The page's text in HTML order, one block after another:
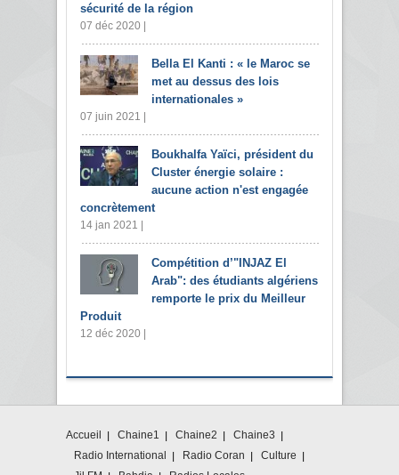
sécurité de la région
07 déc 2020 |
Bella El Kanti : « le Maroc se
met au dessus des lois
internationales »
07 juin 2021 |
Boukhalfa Yaïci, président du
Cluster énergie solaire :
aucune action n'est engagée
concrètement
14 jan 2021 |
Compétition d’"INJAZ El
Arab": des étudiants algériens
remporte le prix du Meilleur
Produit
12 déc 2020 |
Accueil Chaine1 Chaine2
Chaine3
Radio International
Radio Coran
Culture